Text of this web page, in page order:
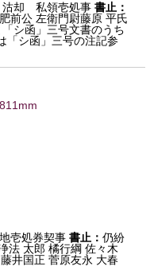
沽却 私領壱処事書止：
前公 左衛門尉藤原 平氏
「シ函」三号文書のうち
「シ函」三号の注記参
壱処券契事書止：仍紛
法 太郎 橘行綱 佐々木
井国正 菅原友永 大春